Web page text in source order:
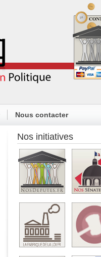
Nous contacter
Nos initiatives